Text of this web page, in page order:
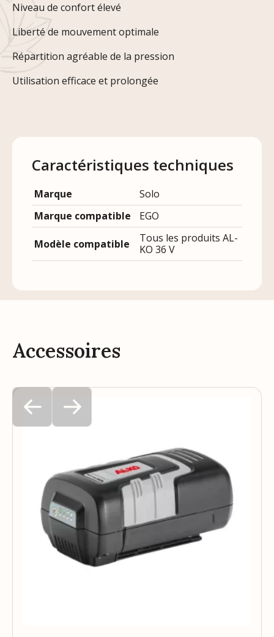
Niveau de confort élevé
Liberté de mouvement optimale
Répartition agréable de la pression
Utilisation efficace et prolongée
Caractéristiques techniques
Marque
Solo
Marque compatible
EGO
Modèle compatible
Tous les produits AL-
KO 36 V
Accessoires